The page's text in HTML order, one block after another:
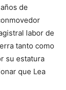
de
labor de
tanto como
su estatura
que Lea